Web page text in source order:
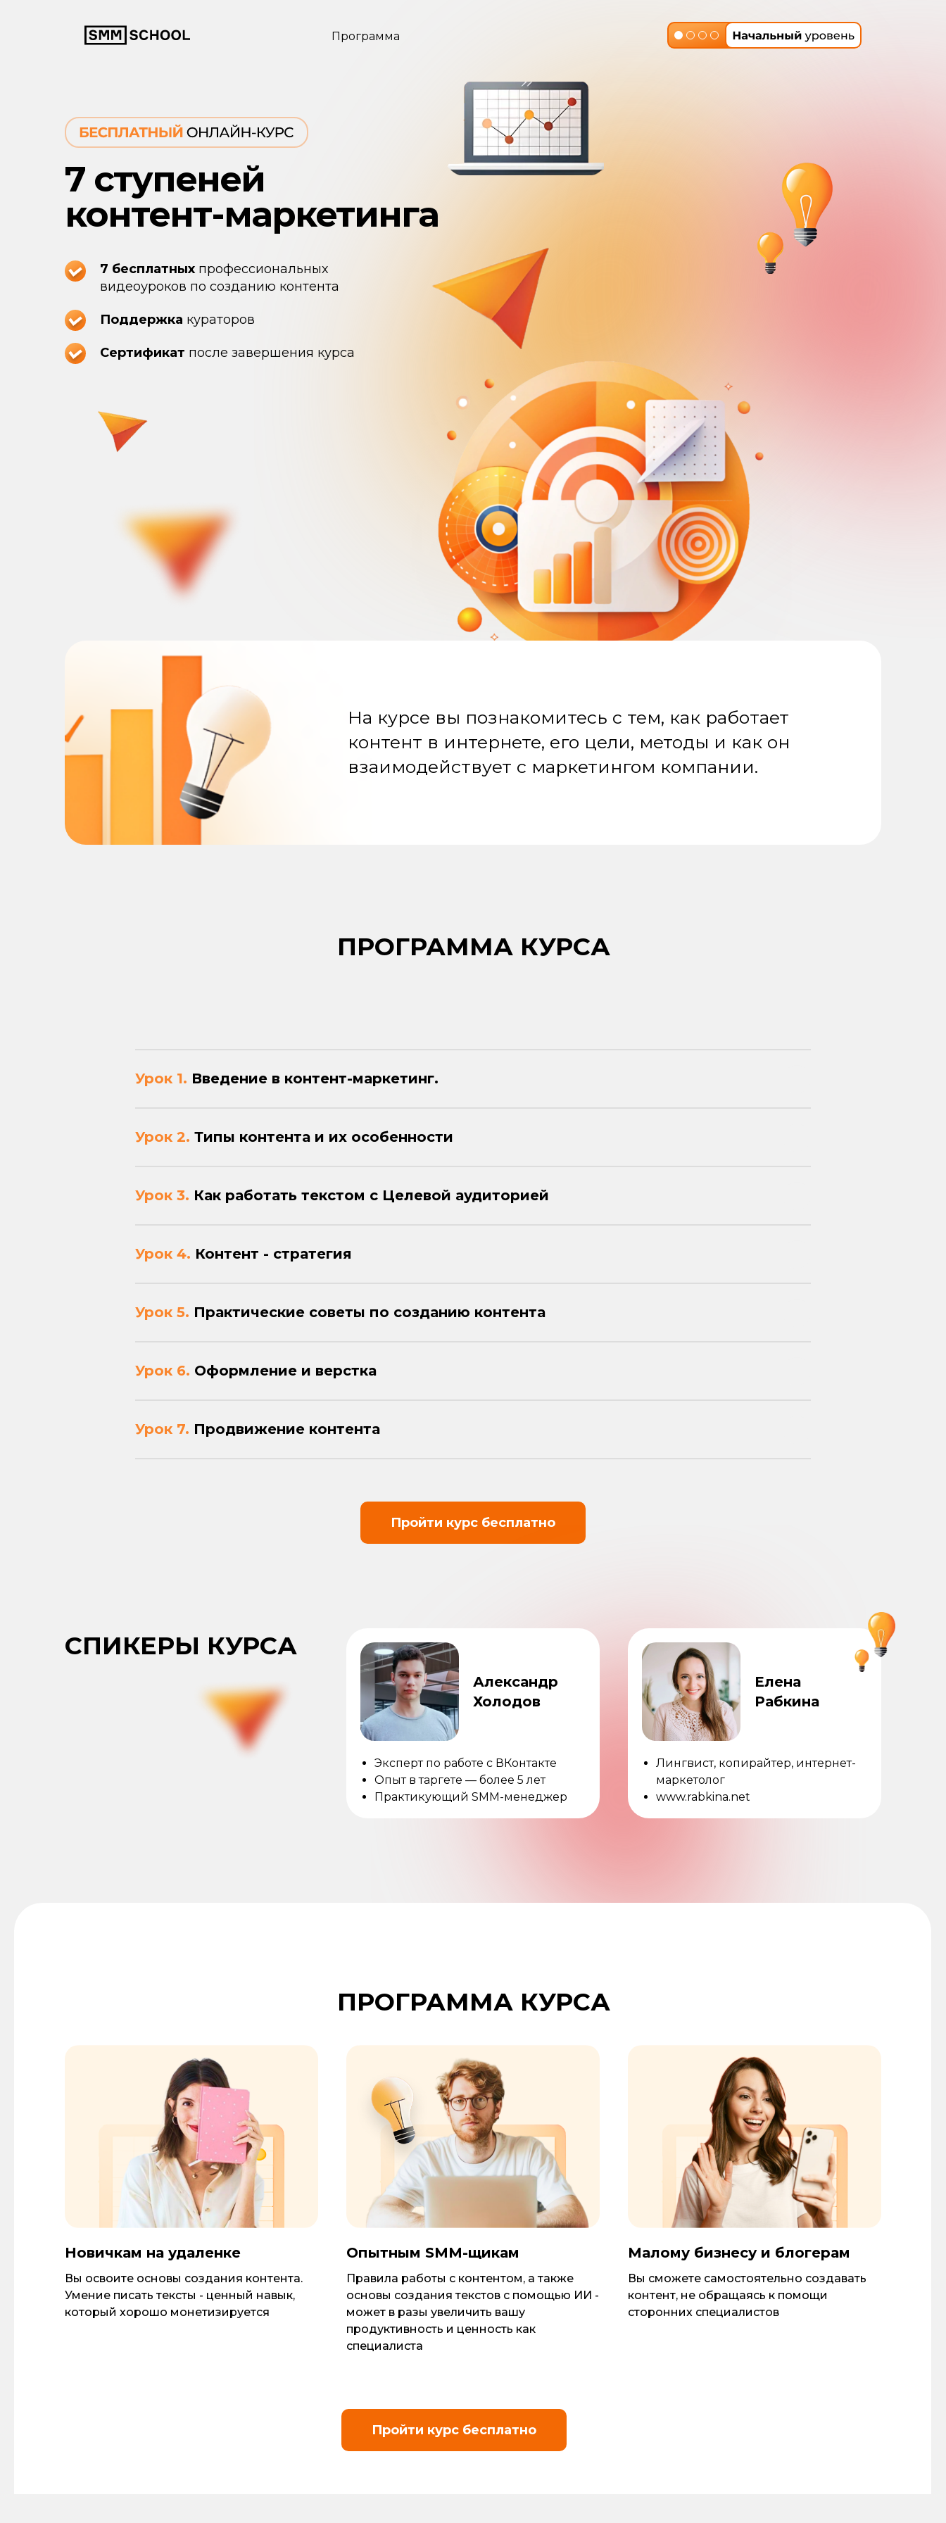
Программа
7 ступеней
контент-маркетинга
7 бесплатных профессиональных
видеоуроков по созданию контента
Поддержка кураторов
Сертификат после завершения курса
На курсе вы познакомитесь с тем, как работает
контент в интернете, его цели, методы и как он
взаимодействует с маркетингом компании.
ПРОГРАММА КУРСА
Урок 1. Введение в контент-маркетинг.
Урок 2. Типы контента и их особенности
Урок 3. Как работать текстом с Целевой аудиторией
Урок 4. Контент - стратегия
Урок 5. Практические советы по созданию контента
Урок 6. Оформление и верстка
Урок 7. Продвижение контента
Пройти курс бесплатно
СПИКЕРЫ КУРСА
Александр
Холодов
Эксперт по работе с ВКонтакте
Опыт в таргете — более 5 лет
Практикующий SMM-менеджер
Елена
Рабкина
Лингвист, копирайтер, интернет-
маркетолог
www.rabkina.net
Вы сможете самостоятельно создавать
контент, не обращаясь к помощи
сторонних специалистов
Малому бизнесу и блогерам
ПРОГРАММА КУРСА
Вы освоите основы создания контента.
Умение писать тексты - ценный навык,
который хорошо монетизируется
Новичкам на удаленке
Правила работы с контентом, а также
основы создания текстов с помощью ИИ -
может в разы увеличить вашу
продуктивность и ценность как
специалиста
Опытным SMM-щикам
Пройти курс бесплатно